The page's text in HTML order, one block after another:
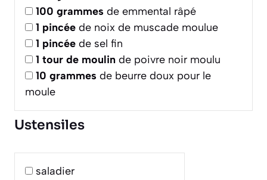
100 grammes de emmental râpé
1 pincée de noix de muscade moulue
1 pincée de sel fin
1 tour de moulin de poivre noir moulu
10 grammes de beurre doux pour le
moule
Ustensiles
saladier